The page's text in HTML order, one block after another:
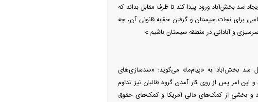
سد بخش‌آباد ورود پیدا کند تا طرف مقابل بداند که
برای نجات سیستان و گرفتن حقابه قانونی آن، چه
و آبادانی در منطقه سیستان باشیم.»
سد بخش‌آباد به «پیام‌ما» می‌گوید: «سدسازی‌های
این امر پس از روی کار آمدن گروه طالبان نیز تداوم
و بخشی از کمک‌های مالی آمریکا و کمک‌های حقوق